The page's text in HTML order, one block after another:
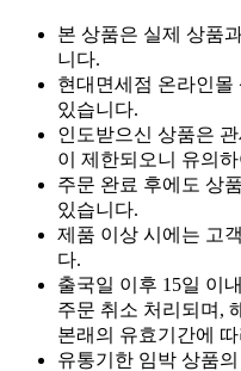
본 상품은 실제 상품
니다.
현대면세점 온라인몰
있습니다.
인도받으신 상품은
이 제한되오니 유의
주문 완료 후에도 상
있습니다.
제품 이상 시에는 고
다.
출국일 이후 15일 이
주문 취소 처리되며,
본래의 유효기간에
유통기한 임박 상품